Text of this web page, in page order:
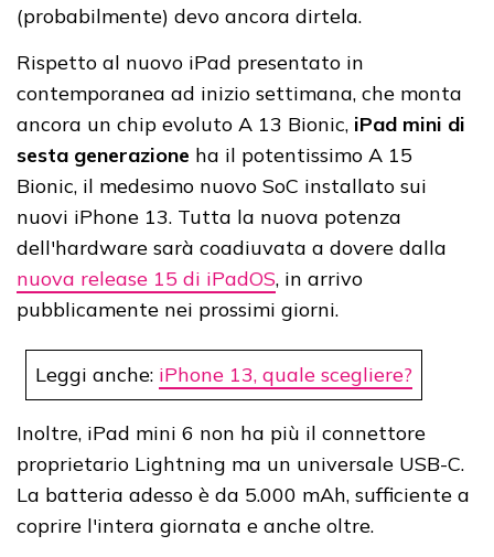
(probabilmente) devo ancora dirtela.
Rispetto al nuovo iPad presentato in
contemporanea ad inizio settimana, che monta
ancora un chip evoluto A 13 Bionic, iPad mini di
sesta generazione ha il potentissimo A 15
Bionic, il medesimo nuovo SoC installato sui
nuovi iPhone 13. Tutta la nuova potenza
dell'hardware sarà coadiuvata a dovere dalla
nuova release 15 di iPadOS, in arrivo
pubblicamente nei prossimi giorni.
Leggi anche: iPhone 13, quale scegliere?
Inoltre, iPad mini 6 non ha più il connettore
proprietario Lightning ma un universale USB-C.
La batteria adesso è da 5.000 mAh, sufficiente a
coprire l'intera giornata e anche oltre.